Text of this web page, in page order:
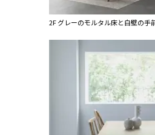
2F グレーのモルタル床と白壁の手